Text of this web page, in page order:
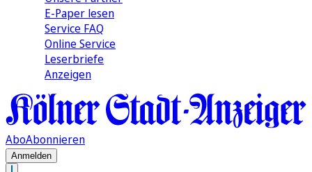
E-Paper lesen
Service FAQ
Online Service
Leserbriefe
Anzeigen
AboAbonnieren
Anmelden